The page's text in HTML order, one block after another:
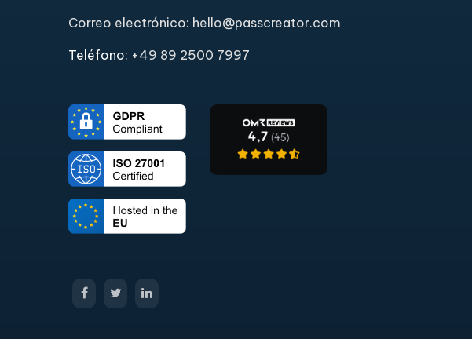
Correo electrónico: hello@passcreator.com
Teléfono: +49 89 2500 7997